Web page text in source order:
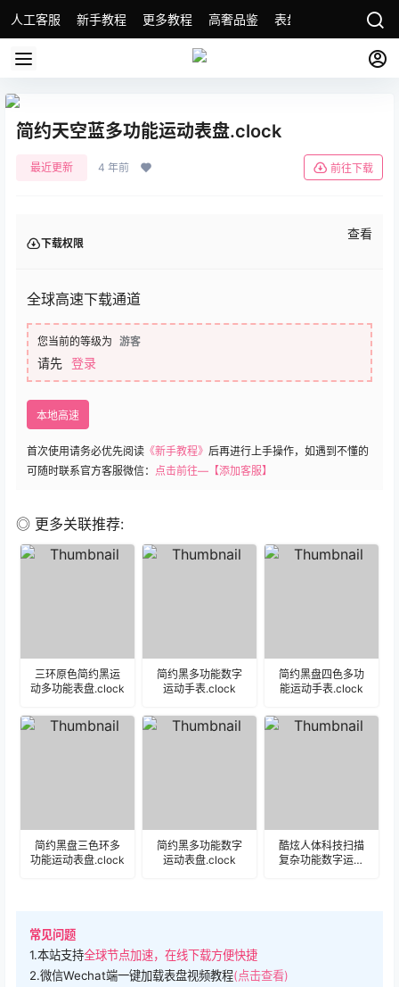
人工客服 新手教程 更多教程 高奢品鉴 表盘精选 名表故事
简约天空蓝多功能运动表盘.clock
最近更新 4 年前 前往下载
下载权限
查看
全球高速下载通道
您当前的等级为 游客
请先 登录
本地高速
首次使用请务必优先阅读 《新手教程》 后再进行上手操作，如遇到不懂的
可随时联系官方客服微信： 点击前往—【添加客服】
◎ 更多关联推荐:
三环原色简约黑运
动多功能表盘.clock
简约黑多功能数字
运动手表.clock
简约黑盘四色多功
能运动手表.clock
简约黑盘三色环多
功能运动表盘.clock
简约黑多功能数字
运动表盘.clock
酷炫人体科技扫描
复杂功能数字运动
常见问题
1.本站支持全球节点加速，在线下载方便快捷
2.微信Wechat端一键加载表盘视频教程(点击查看)